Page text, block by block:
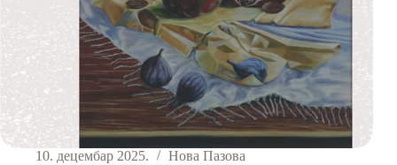
10. децембар 2025. Нова Пазова